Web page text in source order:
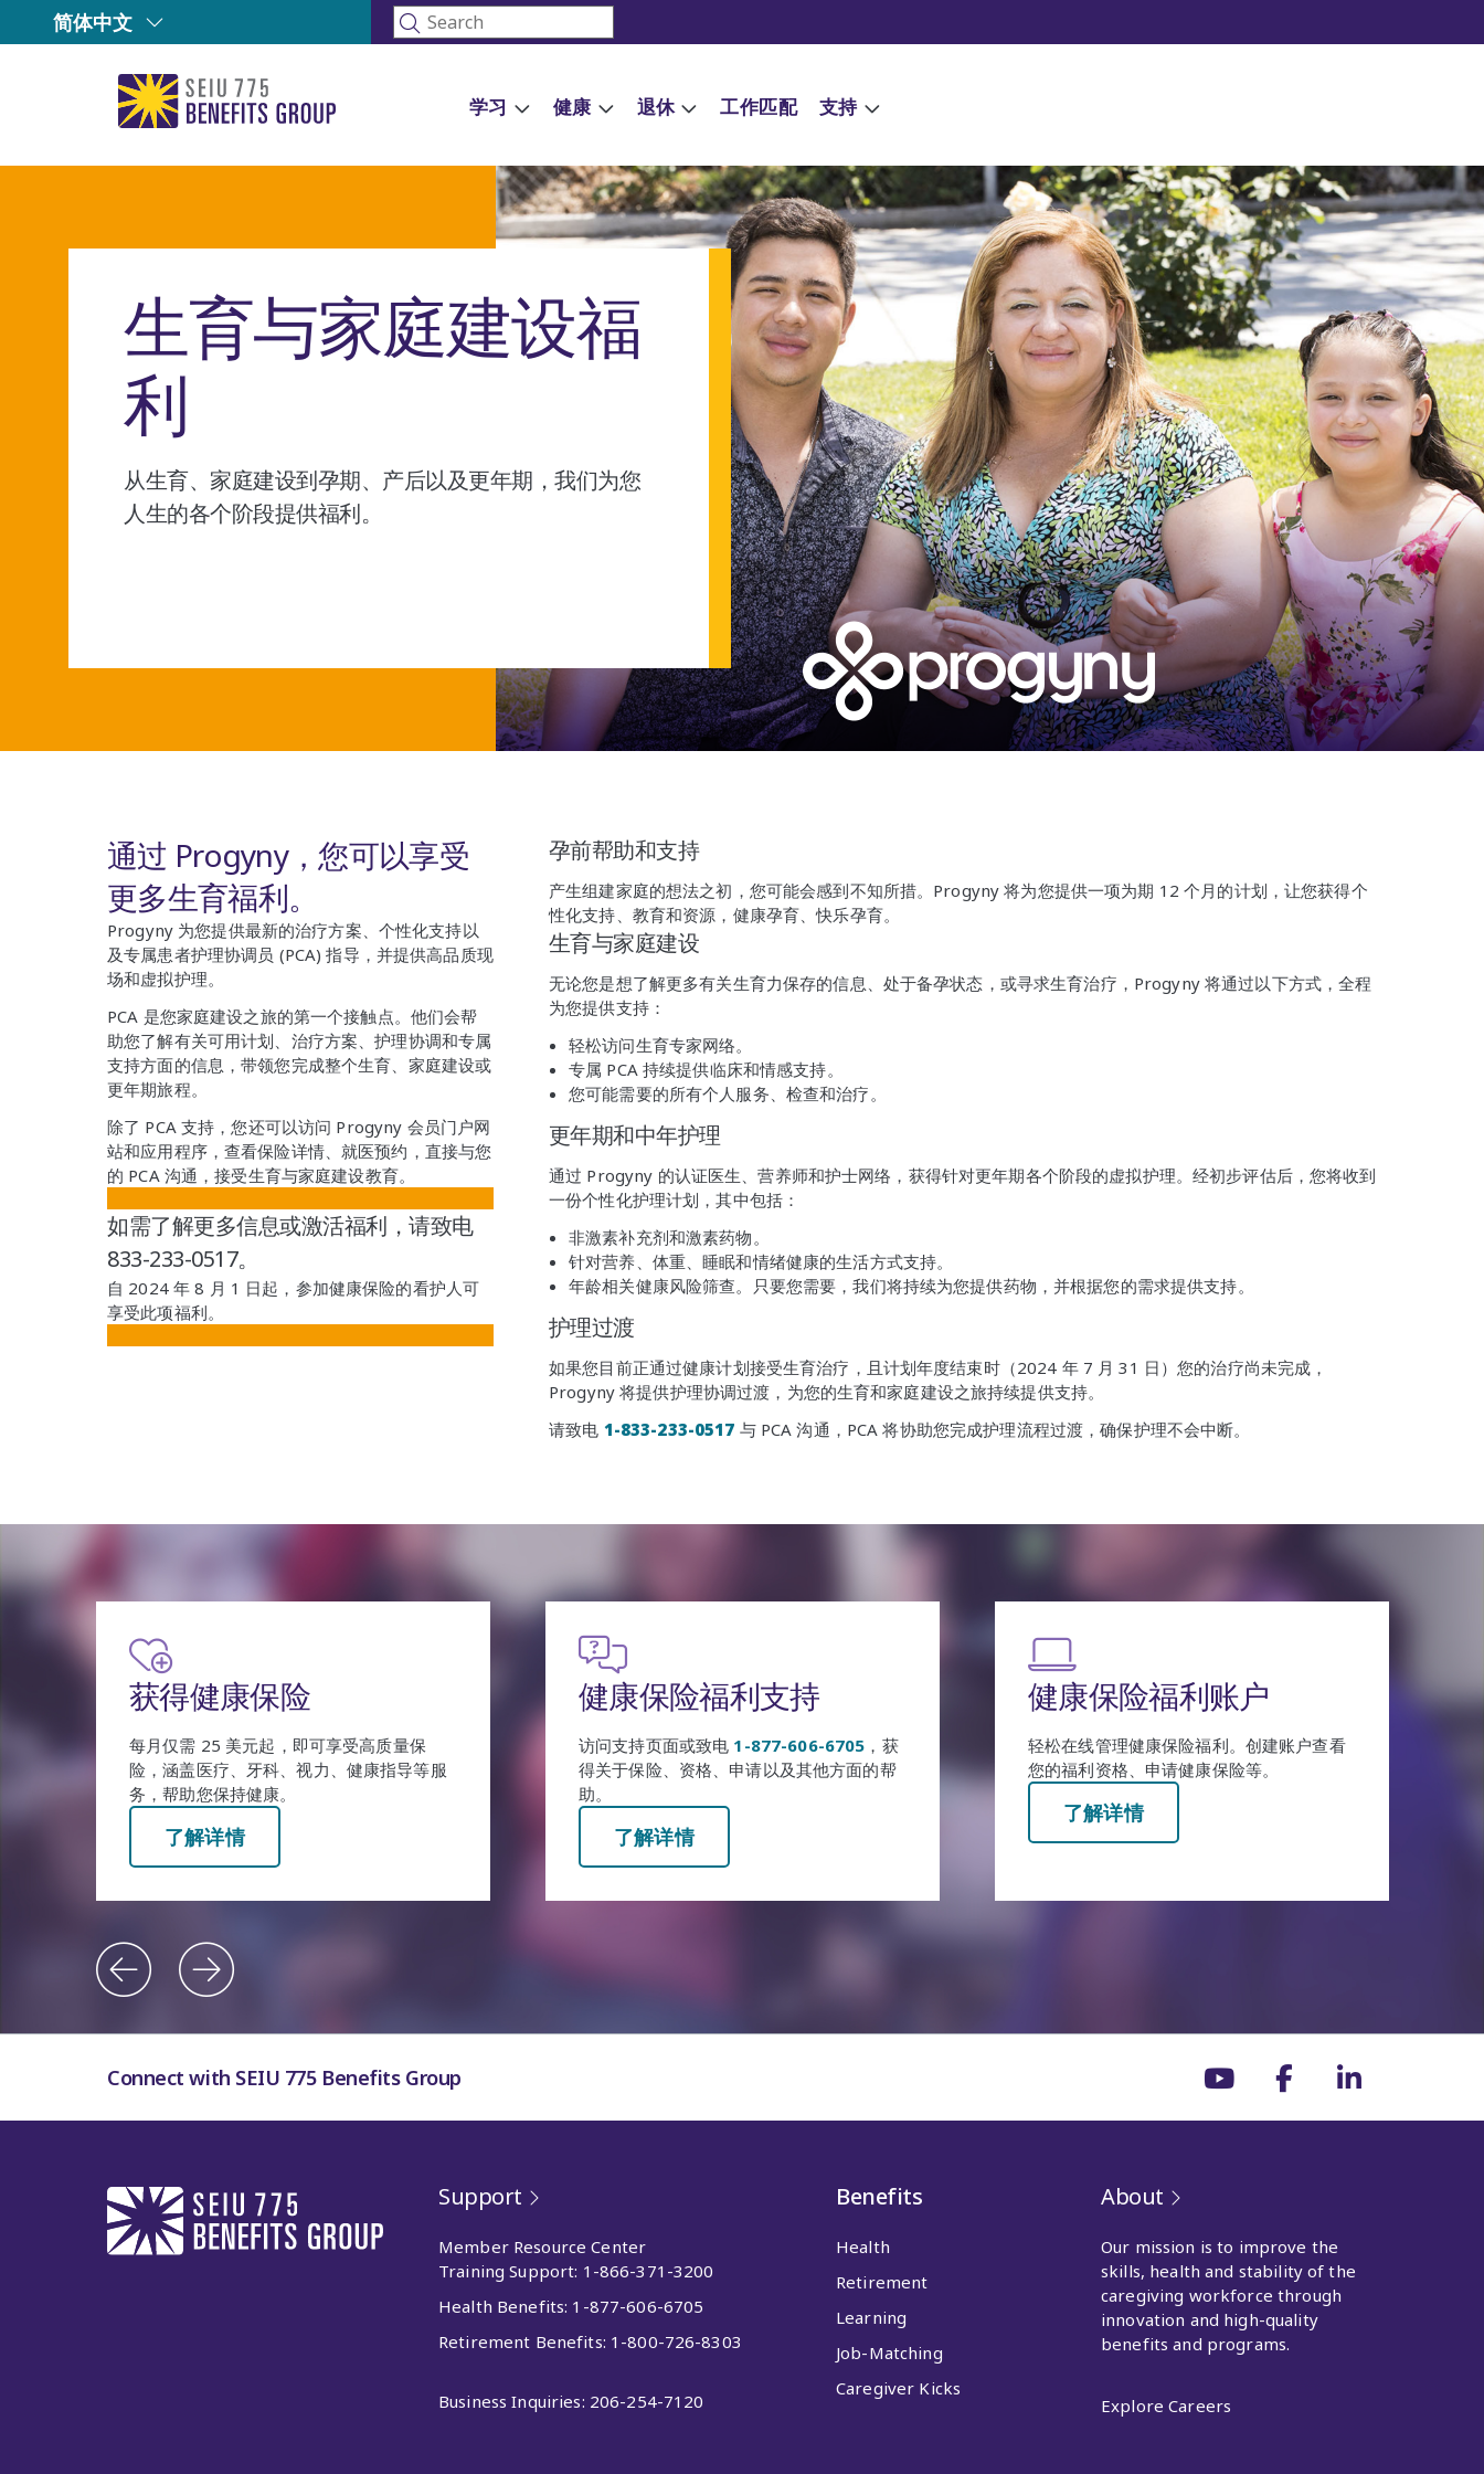
简体中文
学习 健康 退休 工作匹配 支持
生育与家庭建设福
利
从生育、家庭建设到孕期、产后以及更年期，我们为您
人生的各个阶段提供福利。
通过 Progyny，您可以享受
更多生育福利。
Progyny 为您提供最新的治疗方案、个性化支持以
及专属患者护理协调员 (PCA) 指导，并提供高品质现
场和虚拟护理。
PCA 是您家庭建设之旅的第一个接触点。他们会帮
助您了解有关可用计划、治疗方案、护理协调和专属
支持方面的信息，带领您完成整个生育、家庭建设或
更年期旅程。
除了 PCA 支持，您还可以访问 Progyny 会员门户网
站和应用程序，查看保险详情、就医预约，直接与您
的 PCA 沟通，接受生育与家庭建设教育。
如需了解更多信息或激活福利，请致电
833-233-0517。
自 2024 年 8 月 1 日起，参加健康保险的看护人可
享受此项福利。
孕前帮助和支持
产生组建家庭的想法之初，您可能会感到不知所措。Progyny 将为您提供一项为期 12 个月的计划，让您获得个
性化支持、教育和资源，健康孕育、快乐孕育。
生育与家庭建设
无论您是想了解更多有关生育力保存的信息、处于备孕状态，或寻求生育治疗，Progyny 将通过以下方式，全程
为您提供支持：
轻松访问生育专家网络。
专属 PCA 持续提供临床和情感支持。
您可能需要的所有个人服务、检查和治疗。
更年期和中年护理
通过 Progyny 的认证医生、营养师和护士网络，获得针对更年期各个阶段的虚拟护理。经初步评估后，您将收到
一份个性化护理计划，其中包括：
非激素补充剂和激素药物。
针对营养、体重、睡眠和情绪健康的生活方式支持。
年龄相关健康风险筛查。只要您需要，我们将持续为您提供药物，并根据您的需求提供支持。
护理过渡
如果您目前正通过健康计划接受生育治疗，且计划年度结束时（2024 年 7 月 31 日）您的治疗尚未完成，
Progyny 将提供护理协调过渡，为您的生育和家庭建设之旅持续提供支持。
请致电 1-833-233-0517 与 PCA 沟通，PCA 将协助您完成护理流程过渡，确保护理不会中断。
健康保险福利支持
访问支持页面或致电1-877-606-6705，获
得关于保险、资格、申请以及其他方面的帮
助。
了解详情
健康保险福利账户
轻松在线管理健康保险福利。创建账户查看
您的福利资格、申请健康保险等。
了解详情
使用您的健康保险
了解如何使用您的健康保险对于您的健康非
常重要。了解如何充分利用您的福利。
了解详情
Connect with SEIU 775 Benefits Group
Support
Member Resource Center
Training Support: 1-866-371-3200
Health Benefits: 1-877-606-6705
Retirement Benefits: 1-800-726-8303
Business Inquiries: 206-254-7120
Benefits
Health
Retirement
Learning
Job-Matching
Caregiver Kicks
About
Our mission is to improve the
skills, health and stability of the
caregiving workforce through
innovation and high-quality
benefits and programs.
Explore Careers